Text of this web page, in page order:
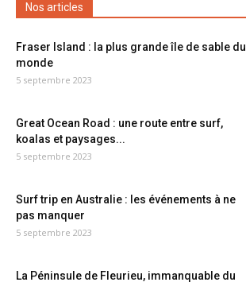
Nos articles
Fraser Island : la plus grande île de sable du
monde
5 septembre 2023
Great Ocean Road : une route entre surf,
koalas et paysages...
5 septembre 2023
Surf trip en Australie : les événements à ne
pas manquer
5 septembre 2023
La Péninsule de Fleurieu, immanquable du